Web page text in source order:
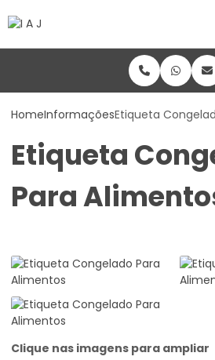
HomeInformaçõesEtiqueta
Etiqueta
Para
Clique nas imagens para ampliar